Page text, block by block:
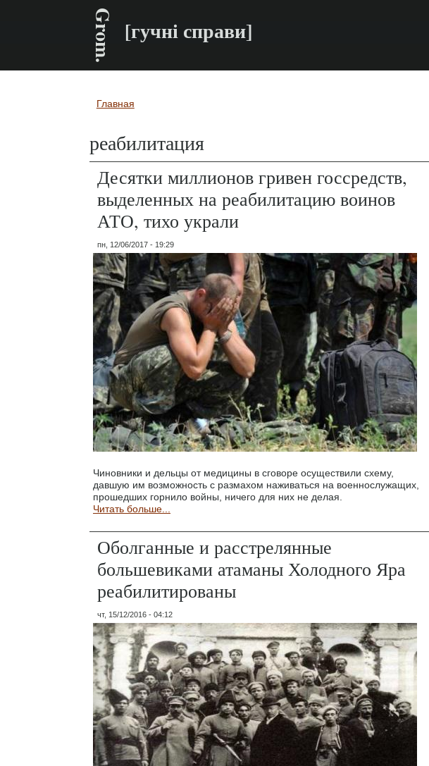
Grom. [гучні справи]
Вы здесь
Главная
реабилитация
Десятки миллионов гривен госсредств,
выделенных на реабилитацию воинов
АТО, тихо украли
пн, 12/06/2017 - 19:29
Чиновники и дельцы от медицины в сговоре осуществили схему,
давшую им возможность с размахом наживаться на военнослужащих,
прошедших горнило войны, ничего для них не делая.
Читать больше...
Оболганные и расстрелянные
большевиками атаманы Холодного Яра
реабилитированы
чт, 15/12/2016 - 04:12